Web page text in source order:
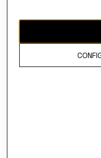
El contenido de esta página
propiedad de H&M Hennes &